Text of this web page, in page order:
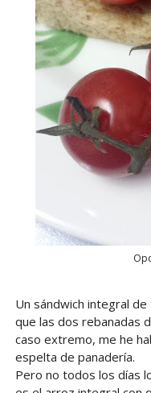
Un sándwich integral
que las dos rebanadas
caso extremo, me he
espelta de panadería.
Pero no todos los días